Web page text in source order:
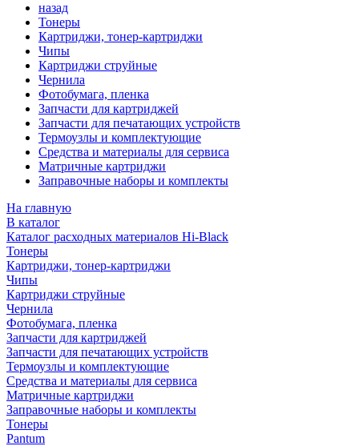
назад
Тонеры
Картриджи, тонер-картриджи
Чипы
Картриджи струйные
Чернила
Фотобумага, пленка
Запчасти для картриджей
Запчасти для печатающих устройств
Термоузлы и комплектующие
Средства и материалы для сервиса
Матричные картриджи
Заправочные наборы и комплекты
На главную
В каталог
Каталог расходных материалов Hi-Black
Тонеры
Картриджи, тонер-картриджи
Чипы
Картриджи струйные
Чернила
Фотобумага, пленка
Запчасти для картриджей
Запчасти для печатающих устройств
Термоузлы и комплектующие
Средства и материалы для сервиса
Матричные картриджи
Заправочные наборы и комплекты
Тонеры
Pantum